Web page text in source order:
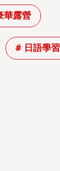
華露營
# 日語學習